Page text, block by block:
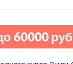
60000